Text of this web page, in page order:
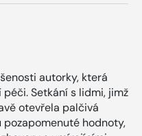
autorky, která
Setkání s lidmi, jimž
otevřela palčivá
hodnoty,